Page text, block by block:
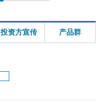
投资方宣传 产品群